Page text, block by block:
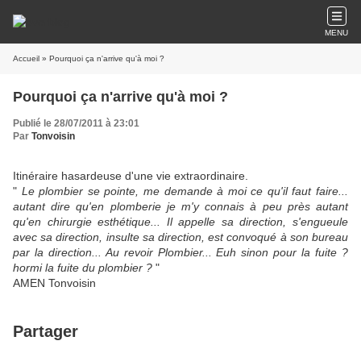
MENU
Accueil » Pourquoi ça n'arrive qu'à moi ?
Pourquoi ça n'arrive qu'à moi ?
Publié le 28/07/2011 à 23:01
Par Tonvoisin
Itinéraire hasardeuse d'une vie extraordinaire.
" Le plombier se pointe, me demande à moi ce qu'il faut faire...
autant dire qu'en plomberie je m'y connais à peu près autant
qu'en chirurgie esthétique... Il appelle sa direction, s'engueule
avec sa direction, insulte sa direction, est convoqué à son bureau
par la direction... Au revoir Plombier... Euh sinon pour la fuite ?
hormi la fuite du plombier ? "
AMEN Tonvoisin
Partager